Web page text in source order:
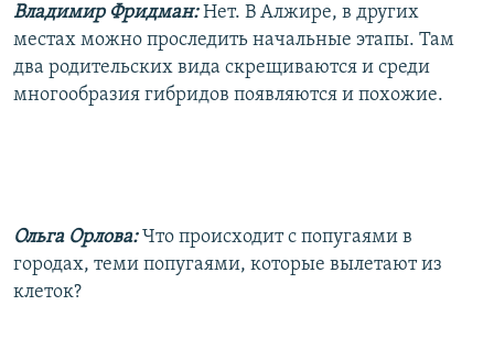
Владимир Фридман: Нет. В Алжире, в других
местах можно проследить начальные этапы. Там
два родительских вида скрещиваются и среди
многообразия гибридов появляются и похожие.
Ольга Орлова: Что происходит с попугаями в
городах, теми попугаями, которые вылетают из
клеток?